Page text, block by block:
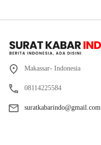
Makassar- Indonesia
08114225584
suratkabarindo@gmail.com